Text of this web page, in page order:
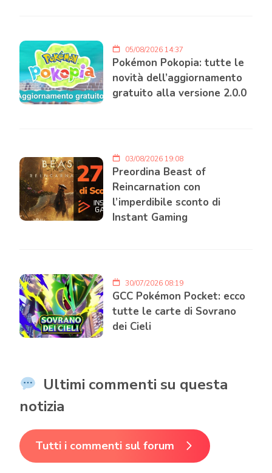
05/08/2026 14:37
Pokémon Pokopia: tutte le
novità dell’aggiornamento
gratuito alla versione 2.0.0
03/08/2026 19:08
Preordina Beast of
Reincarnation con
l’imperdibile sconto di
Instant Gaming
30/07/2026 08:19
GCC Pokémon Pocket: ecco
tutte le carte di Sovrano
dei Cieli
Ultimi commenti su questa
notizia
Tutti i commenti sul forum